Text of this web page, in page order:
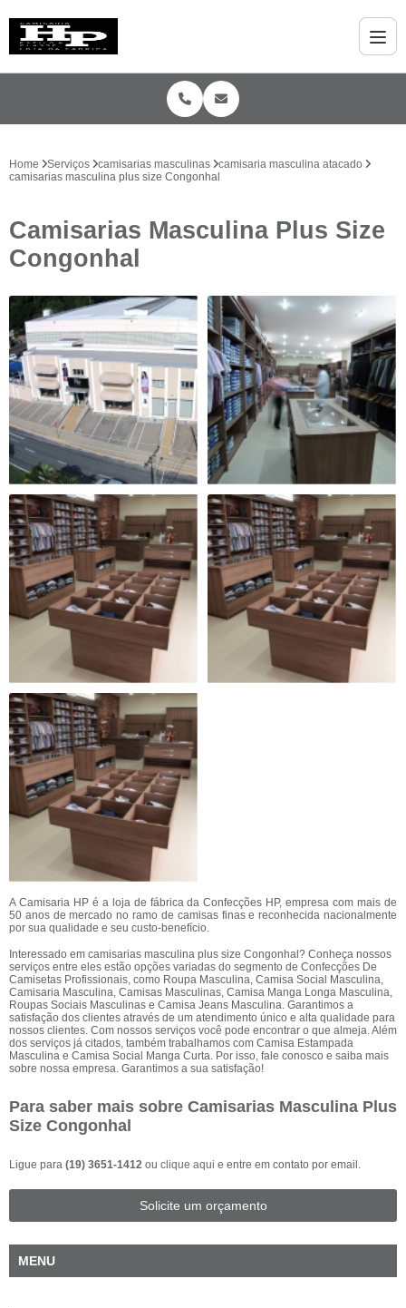
Home Serviços camisarias masculinas
camisaria masculina atacado
camisarias masculina plus size Congonhal
Camisarias Masculina Plus Size
Congonhal
A Camisaria HP é a loja de fábrica da Confecções HP, empresa com mais de
50 anos de mercado no ramo de camisas finas e reconhecida nacionalmente
por sua qualidade e seu custo-benefício.
Interessado em camisarias masculina plus size Congonhal? Conheça nossos
serviços entre eles estão opções variadas do segmento de Confecções De
Camisetas Profissionais, como Roupa Masculina, Camisa Social Masculina,
Camisaria Masculina, Camisas Masculinas, Camisa Manga Longa Masculina,
Roupas Sociais Masculinas e Camisa Jeans Masculina. Garantimos a
satisfação dos clientes através de um atendimento único e alta qualidade para
nossos clientes. Com nossos serviços você pode encontrar o que almeja. Além
dos serviços já citados, também trabalhamos com Camisa Estampada
Masculina e Camisa Social Manga Curta. Por isso, fale conosco e saiba mais
sobre nossa empresa. Garantimos a sua satisfação!
Para saber mais sobre Camisarias Masculina Plus
Size Congonhal
Ligue para (19) 3651-1412 ou clique aqui e entre em contato por email.
Solicite um orçamento
MENU